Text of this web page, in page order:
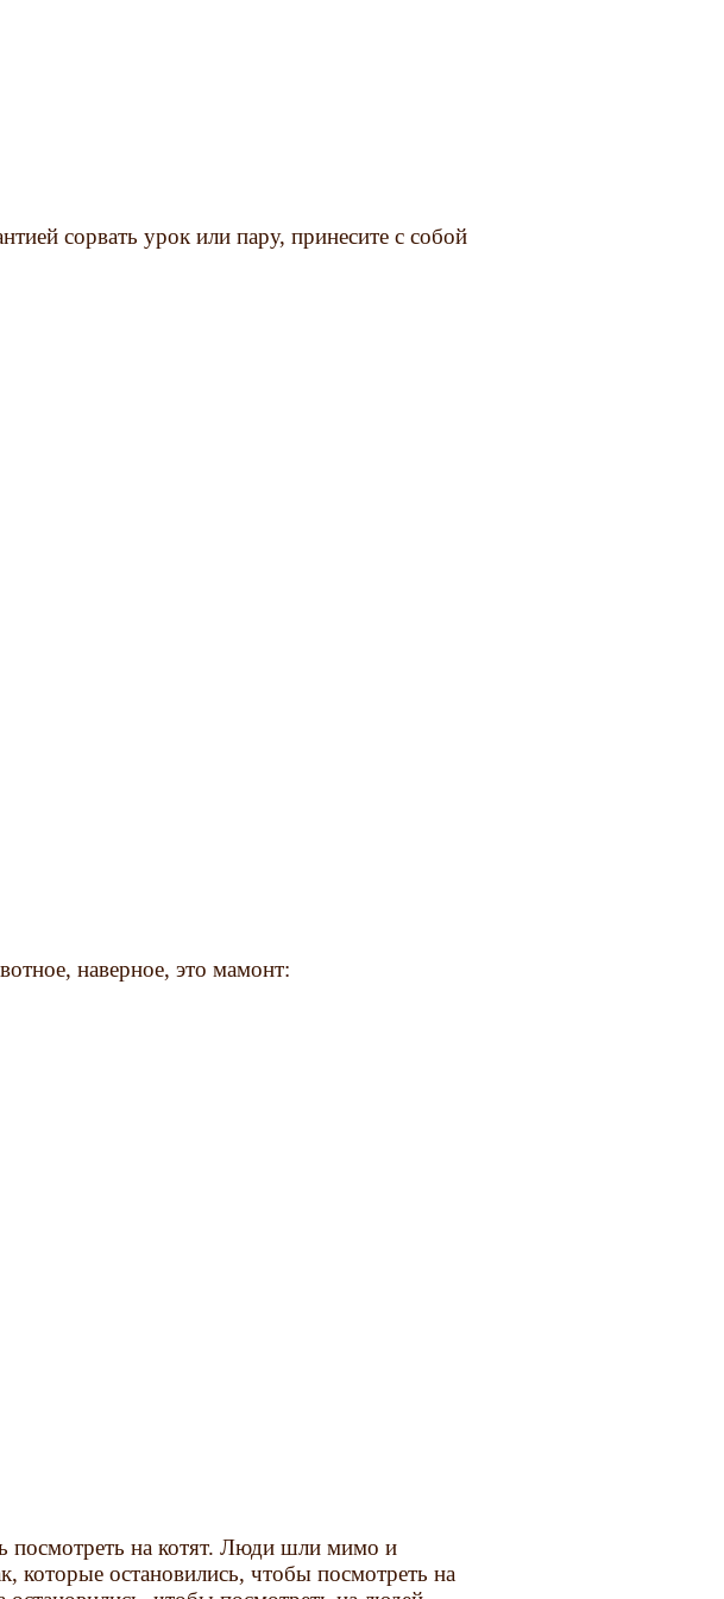
сорвать урок или пару, принесите с собой
наверное, это мамонт:
посмотреть на котят. Люди шли мимо и
которые остановились, чтобы посмотреть на